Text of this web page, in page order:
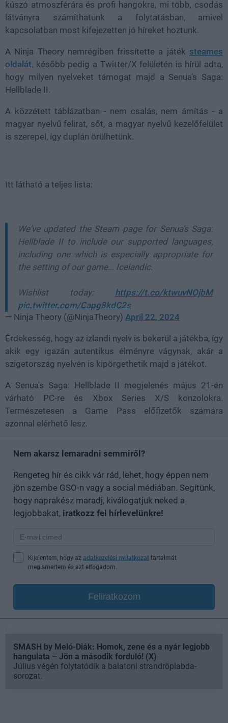
kúszó atmoszférára és profi hangokra, mi több, csodás
látványra számíthatunk a folytatásban, amivel
kapcsolatban most kifejezetten jó híreket hoztunk.
A Ninja Theory nemrégiben frissítette a játék steames
oldalát, később pedig a Twitter/X felületén is hírül adta,
hogy milyen nyelveket támogat majd a Senua's Saga:
Hellblade II.
A közzétett táblázatban - nem csalás, nem ámítás - a
magyar nyelvű felirat, sőt, a magyar nyelvű kezelőfelület
is szerepel, így duplán örülhetünk.
Itt látható a teljes lista:
We've updated the Steam page for Senua's Saga:
Hellblade II to include our supported languages,
including one which is especially appropriate for
the setting of our game... Icelandic.
Wishlist today: https://t.co/ktwuvNOjbM
pic.twitter.com/Capg8kdC2s
— Ninja Theory (@NinjaTheory) April 22, 2024
Érdekesség, hogy az izlandi nyelv is bekerül a játékba, így
akik egy igazán autentikus élményre vágynak, akár a
szigetország nyelvén is kipörgethetik majd a játékot.
A Senua's Saga: Hellblade II megjelenés május 21-én
várható PC-re és Xbox Series X/S konzolokra.
Természetesen a Game Pass előfizetők számára
azonnal elérhető lesz.
Nem akarsz lemaradni semmiről?
Rengeteg hír és cikk vár rád, lehet, hogy éppen nem
jön szembe GSO-n vagy a social médiában. Segítünk,
hogy naprakész maradj, kiválogatjuk neked a
legjobbakat, iratkozz fel hírlevelünkre!
Kijelentem, hogy az adatkezelési nyilatkozat tartalmát
megismertem és azt elfogadom.
Feliratkozom
SMASH by Meló-Diák: Homok, zene és a nyár legjobb
hangulata – Jön a második forduló! (X)
Július végén folytatódik a balatoni strandröplabda-
sorozat.